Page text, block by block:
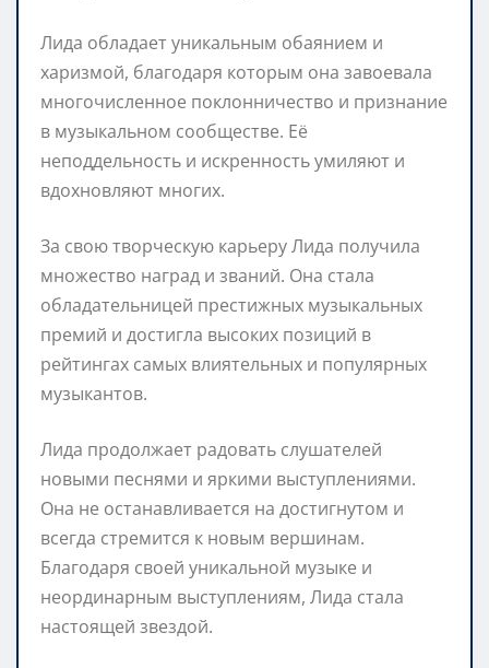
Лида обладает уникальным обаянием и
харизмой, благодаря которым она завоевала
многочисленное поклонничество и признание
в музыкальном сообществе. Её
неподдельность и искренность умиляют и
вдохновляют многих.
За свою творческую карьеру Лида получила
множество наград и званий. Она стала
обладательницей престижных музыкальных
премий и достигла высоких позиций в
рейтингах самых влиятельных и популярных
музыкантов.
Лида продолжает радовать слушателей
новыми песнями и яркими выступлениями.
Она не останавливается на достигнутом и
всегда стремится к новым вершинам.
Благодаря своей уникальной музыке и
неординарным выступлениям, Лида стала
настоящей звездой.